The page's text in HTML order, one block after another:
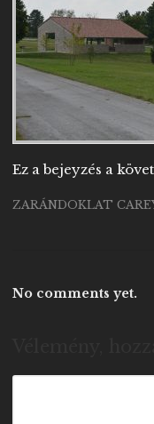
Ez a bejeyzés a
ZARÁNDOKLAT
No comments yet.